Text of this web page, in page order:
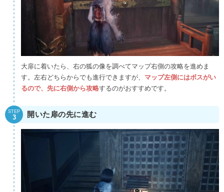
大扉に着いたら、右の狐の像を調べてマップ右側の攻略を進めま
す。左右どちらからでも進行できますが、 マップ左側にはボスがい
るので、先に右側から攻略するのがおすすめです。
STEP
3 開いた扉の先に進む